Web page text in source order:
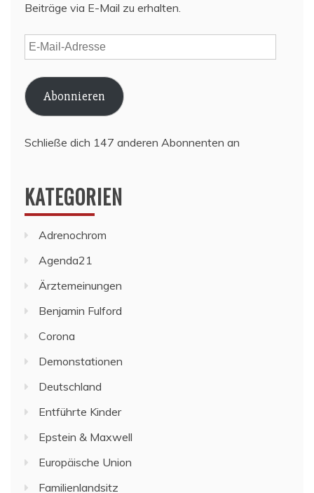
Beiträge via E-Mail zu erhalten.
E-
Mail-
Adresse
Abonnieren
Schließe dich 147 anderen Abonnenten an
KATEGORIEN
Adrenochrom
Agenda21
Ärztemeinungen
Benjamin Fulford
Corona
Demonstationen
Deutschland
Entführte Kinder
Epstein & Maxwell
Europäische Union
Familienlandsitz